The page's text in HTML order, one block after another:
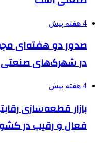
4 هفته پیش
صدور دو هفته‌ای
در شهرک‌های صنعتی
4 هفته پیش
فعال و رقیب در